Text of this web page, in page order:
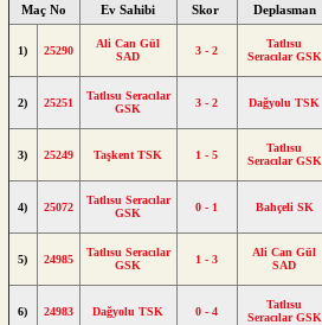
Maç No Ev Sahibi Skor Deplasman
1) 25290
Ali Can Gül
SAD
3 - 2
Tatlısu
Seracılar GSK
2) 25251
Tatlısu Seracılar
GSK
3 - 2 Dağyolu TSK
3) 25249 Taşkent TSK 1 - 5
Tatlısu
Seracılar GSK
4) 25072
Tatlısu Seracılar
GSK
0 - 1 Bahçeli SK
5) 24985
Tatlısu Seracılar
GSK
1 - 3
Ali Can Gül
SAD
6) 24983 Dağyolu TSK 0 - 4
Tatlısu
Seracılar GSK